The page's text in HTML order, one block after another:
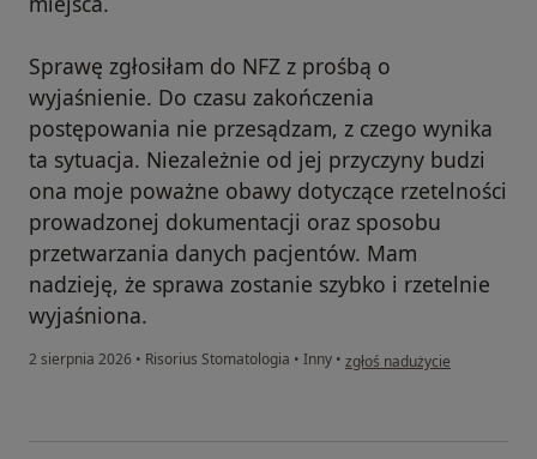
Sprawę zgłosiłam do NFZ z prośbą o
wyjaśnienie. Do czasu zakończenia
postępowania nie przesądzam, z czego wynika
ta sytuacja. Niezależnie od jej przyczyny budzi
ona moje poważne obawy dotyczące rzetelności
prowadzonej dokumentacji oraz sposobu
przetwarzania danych pacjentów. Mam
nadzieję, że sprawa zostanie szybko i rzetelnie
wyjaśniona.
2 sierpnia 2026 • Risorius Stomatologia • Inny • w opinii użytkownika
zgłoś nadużycie